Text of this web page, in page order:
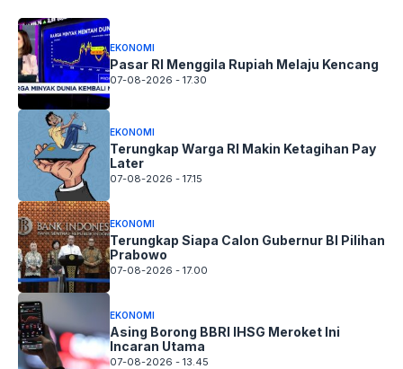
EKONOMI
Pasar RI Menggila Rupiah Melaju Kencang
07-08-2026 - 17.30
EKONOMI
Terungkap Warga RI Makin Ketagihan Pay
Later
07-08-2026 - 17.15
EKONOMI
Terungkap Siapa Calon Gubernur BI Pilihan
Prabowo
07-08-2026 - 17.00
EKONOMI
Asing Borong BBRI IHSG Meroket Ini
Incaran Utama
07-08-2026 - 13.45